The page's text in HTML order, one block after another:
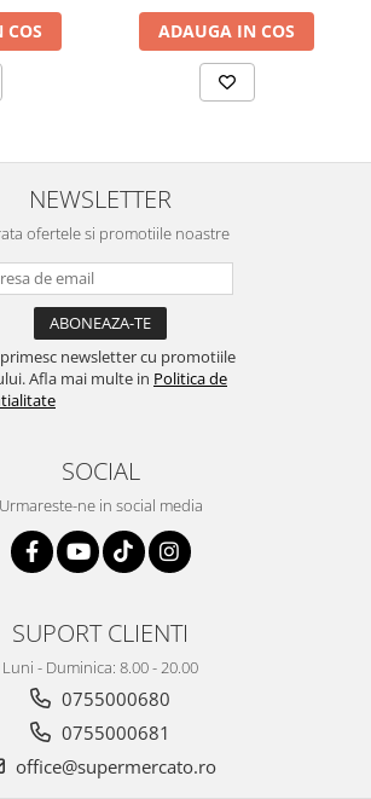
ADAUGA IN COS
NEWSLETTER
ofertele si promotiile noastre
newsletter cu promotiile
Afla mai multe in Politica de
SOCIAL
Urmareste-ne in social media
SUPORT CLIENTI
Luni - Duminica: 8.00 - 20.00
0755000680
0755000681
office@supermercato.ro